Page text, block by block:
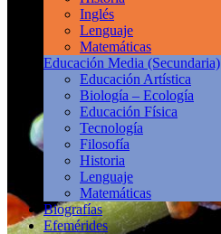
Inglés
Lenguaje
Matemáticas
Educación Media (Secundaria)
Educación Artística
Biología – Ecología
Educación Física
Tecnología
Filosofía
Historia
Lenguaje
Matemáticas
Biografías
Efemérides